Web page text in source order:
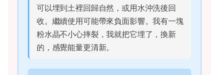
可以埋到土裡回歸自然，或用水沖洗後回
收。繼續使用可能帶來負面影響。我有一塊
粉水晶不小心摔裂，我就把它埋了，換新
的，感覺能量更清新。